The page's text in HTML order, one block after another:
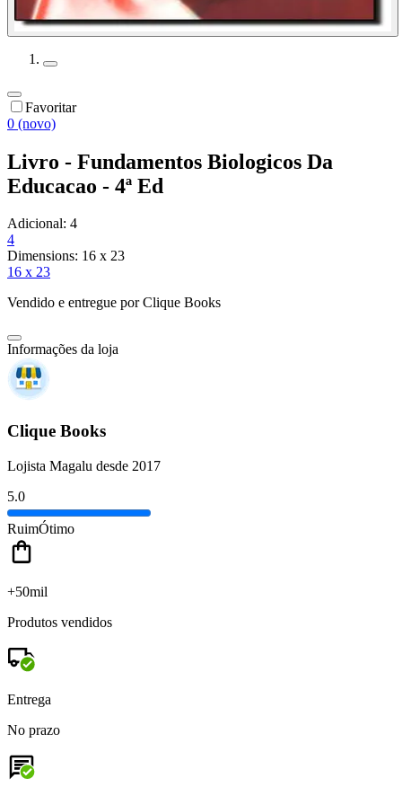
Favoritar
0 (novo)
Livro - Fundamentos Biologicos Da
Educacao - 4ª Ed
Adicional: 4
4
Dimensions: 16 x 23
16 x 23
Vendido e entregue por Clique Books
Informações da loja
Clique Books
Lojista Magalu desde 2017
5.0
RuimÓtimo
+50mil
Produtos vendidos
Entrega
No prazo